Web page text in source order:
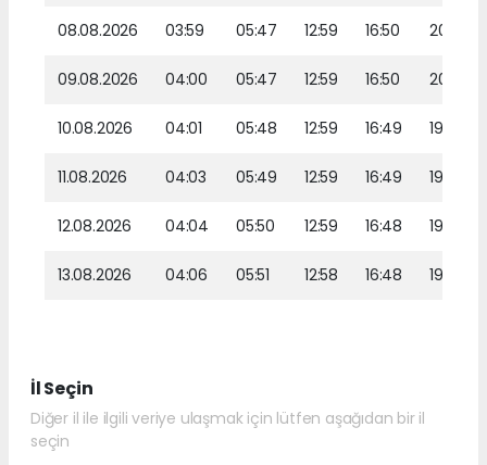
08.08.2026 03:59 05:47 12:59 16:50 20:01
09.08.2026 04:00 05:47 12:59 16:50 20:00
10.08.2026 04:01 05:48 12:59 16:49 19:59
11.08.2026 04:03 05:49 12:59 16:49 19:58
12.08.2026 04:04 05:50 12:59 16:48 19:56
13.08.2026 04:06 05:51 12:58 16:48 19:55
İl Seçin
Diğer il ile ilgili veriye ulaşmak için lütfen aşağıdan bir il
seçin